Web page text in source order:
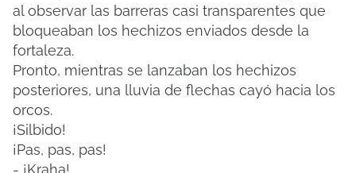
al observar las barreras casi transparentes que
bloqueaban los hechizos enviados desde la
fortaleza.
Pronto, mientras se lanzaban los hechizos
posteriores, una lluvia de flechas cayó hacia los
orcos.
¡Silbido!
¡Pas, pas, pas!
- ¡Kraha!